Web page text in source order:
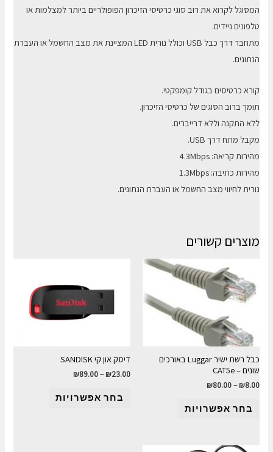
המסוגל לקרוא את רוב סוגי כרטיסי הזיכרון הפופולריים ביותר למצלמות או
טלפונים ניידים.
מתחבר דרך כבל USB וכולל נורית LED המציינת את מצב החשמל או העברת
הנתונים.
קורא כרטיסים בגודל קומפקטי.
תומך ברוב הסוגים של כרטיסי הזיכרון.
ללא התקנה וללא דרייברים.
מקבל מתח דרך USB.
מהירות קריאה: 4.3Mbps
מהירות כתיבה: 1.3Mbps
נורית לחיווי מצב החשמל או העברת הנתונים.
מוצרים קשורים
כבל רשת ישיר Luggar באורכים
שונים – CAT5e
₪8.00
–
₪80.00
בחר אפשרויות
דיסק און קי SANDISK
₪23.00
–
₪89.00
בחר אפשרויות